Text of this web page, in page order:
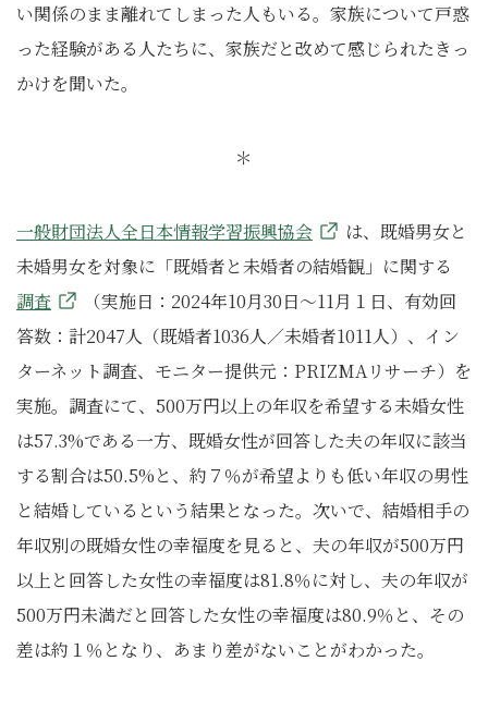
い関係のまま離れてしまった人もいる。家族について戸惑
った経験がある人たちに、家族だと改めて感じられたきっ
かけを聞いた。
＊
一般財団法人全日本情報学習振興協会
は、既婚男女と
未婚男女を対象に「既婚者と未婚者の結婚観」に関する
調査
（実施日：2024年10月30日～11月１日、有効回
答数：計2047人（既婚者1036人／未婚者1011人）、イン
ターネット調査、モニター提供元：PRIZMAリサーチ）を
実施。調査にて、500万円以上の年収を希望する未婚女性
は57.3%である一方、既婚女性が回答した夫の年収に該当
する割合は50.5%と、約７％が希望よりも低い年収の男性
と結婚しているという結果となった。次いで、結婚相手の
年収別の既婚女性の幸福度を見ると、夫の年収が500万円
以上と回答した女性の幸福度は81.8％に対し、夫の年収が
500万円未満だと回答した女性の幸福度は80.9％と、その
差は約１％となり、あまり差がないことがわかった。